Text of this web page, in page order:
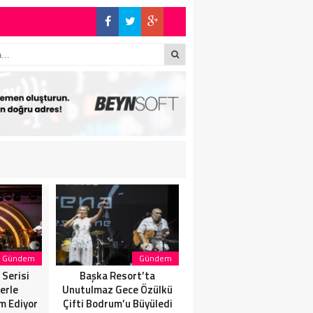
ALKIŞ
SON KEZ
“SON
Gündem
Ediyor
Gündem
Başka Resort’ta
Unutulmaz Gece Özülkü
Çifti Bodrum’u Büyüledi